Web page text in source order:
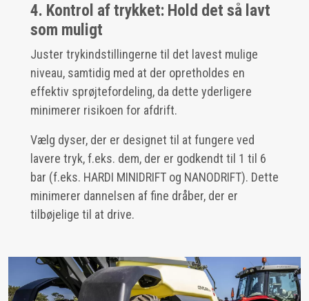
4. Kontrol af trykket: Hold det så lavt
som muligt
Juster trykindstillingerne til det lavest mulige
niveau, samtidig med at der opretholdes en
effektiv sprøjtefordeling, da dette yderligere
minimerer risikoen for afdrift.
Vælg dyser, der er designet til at fungere ved
lavere tryk, f.eks. dem, der er godkendt til 1 til 6
bar (f.eks. HARDI MINIDRIFT og NANODRIFT). Dette
minimerer dannelsen af fine dråber, der er
tilbøjelige til at drive.